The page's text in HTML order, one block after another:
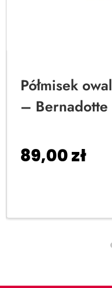
Półmisek
–
89,00zł